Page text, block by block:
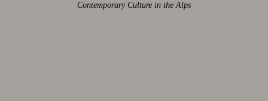
Contemporary Culture in the Alps